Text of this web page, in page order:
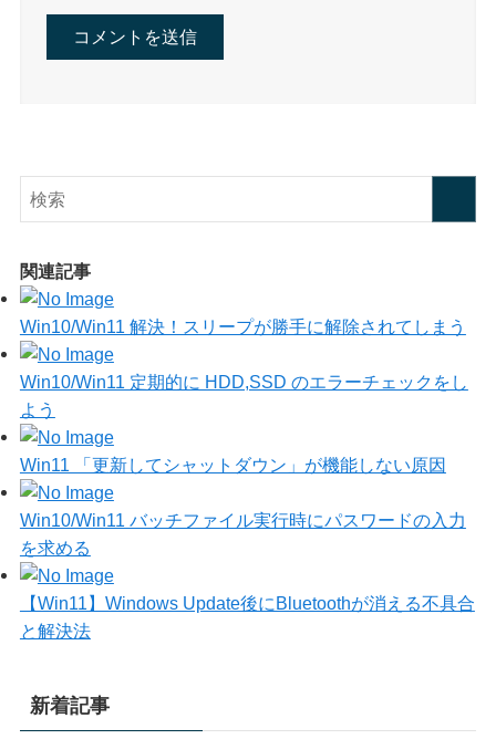
関連記事
Win10/Win11 解決！スリープが勝手に解除されてしまう
Win10/Win11 定期的に HDD,SSD のエラーチェックをし
よう
Win11 「更新してシャットダウン」が機能しない原因
Win10/Win11 バッチファイル実行時にパスワードの入力
を求める
【Win11】Windows Update後にBluetoothが消える不具合
と解決法
新着記事